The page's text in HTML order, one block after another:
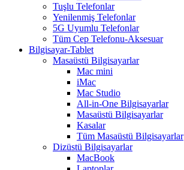
Tuşlu Telefonlar
Yenilenmiş Telefonlar
5G Uyumlu Telefonlar
Tüm Cep Telefonu-Aksesuar
Bilgisayar-Tablet
Masaüstü Bilgisayarlar
Mac mini
iMac
Mac Studio
All-in-One Bilgisayarlar
Masaüstü Bilgisayarlar
Kasalar
Tüm Masaüstü Bilgisayarlar
Dizüstü Bilgisayarlar
MacBook